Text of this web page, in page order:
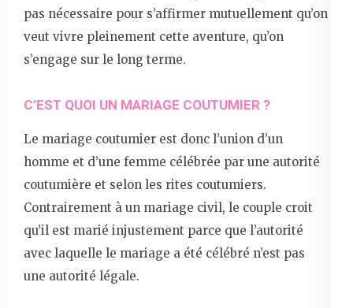
pas nécessaire pour s’affirmer mutuellement qu’on
veut vivre pleinement cette aventure, qu’on
s’engage sur le long terme.
C’EST QUOI UN MARIAGE COUTUMIER ?
Le mariage coutumier est donc l’union d’un
homme et d’une femme célébrée par une autorité
coutumière et selon les rites coutumiers.
Contrairement à un mariage civil, le couple croit
qu’il est marié injustement parce que l’autorité
avec laquelle le mariage a été célébré n’est pas
une autorité légale.